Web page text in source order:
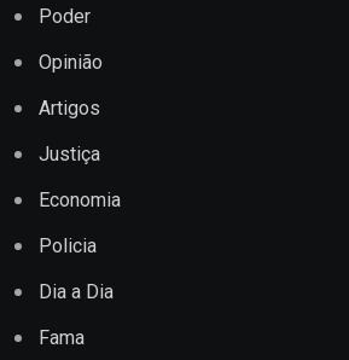
Poder
Opinião
Artigos
Justiça
Economia
Policia
Dia a Dia
Fama